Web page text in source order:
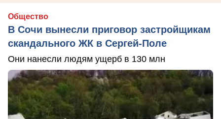
Общество
В Сочи вынесли приговор застройщикам
скандального ЖК в Сергей-Поле
Они нанесли людям ущерб в 130 млн